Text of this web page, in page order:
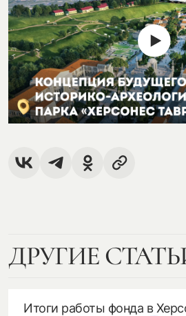
смотреть
ДРУГИЕ
Итоги работы фонда в